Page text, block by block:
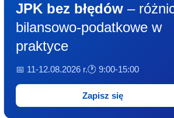
JPK bez błędów –
bilansowo-podatkowe w
praktyce
📅 11-12.08.2026 r.🕐 9:00-15:00
Zapisz się